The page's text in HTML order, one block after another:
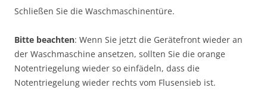
Schließen Sie die Waschmaschinentüre.
Bitte beachten: Wenn Sie jetzt die Gerätefront wieder an
der Waschmaschine ansetzen, sollten Sie die orange
Notentriegelung wieder so einfädeln, dass die
Notentriegelung wieder rechts vom Flusensieb ist.